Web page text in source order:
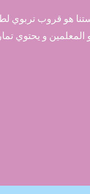
هو قروب تربوي
و المعلمين و يحتوي